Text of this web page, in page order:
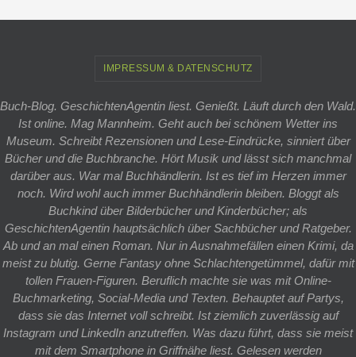
IMPRESSUM & DATENSCHUTZ
Buch-Blog. GeschichtenAgentin liest. Genießt. Läuft durch den Wald.
Ist online. Mag Mannheim. Geht auch bei schönem Wetter ins
Museum. Schreibt Rezensionen und Lese-Eindrücke, sinniert über
Bücher und die Buchbranche. Hört Musik und lässt sich manchmal
darüber aus. War mal Buchhändlerin. Ist es tief im Herzen immer
noch. Wird wohl auch immer Buchhändlerin bleiben. Bloggt als
Buchkind über Bilderbücher und Kinderbücher; als
GeschichtenAgentin hauptsächlich über Sachbücher und Ratgeber.
Ab und an mal einen Roman. Nur in Ausnahmefällen einen Krimi, da
meist zu blutig. Gerne Fantasy ohne Schlachtengetümmel, dafür mit
tollen Frauen-Figuren. Beruflich machte sie was mit Online-
Buchmarketing, Social-Media und Texten. Behauptet auf Partys,
dass sie das Internet voll schreibt. Ist ziemlich zuverlässig auf
Instagram und LinkedIn anzutreffen. Was dazu führt, dass sie meist
mit dem Smartphone in Griffnähe liest. Gelesen werden